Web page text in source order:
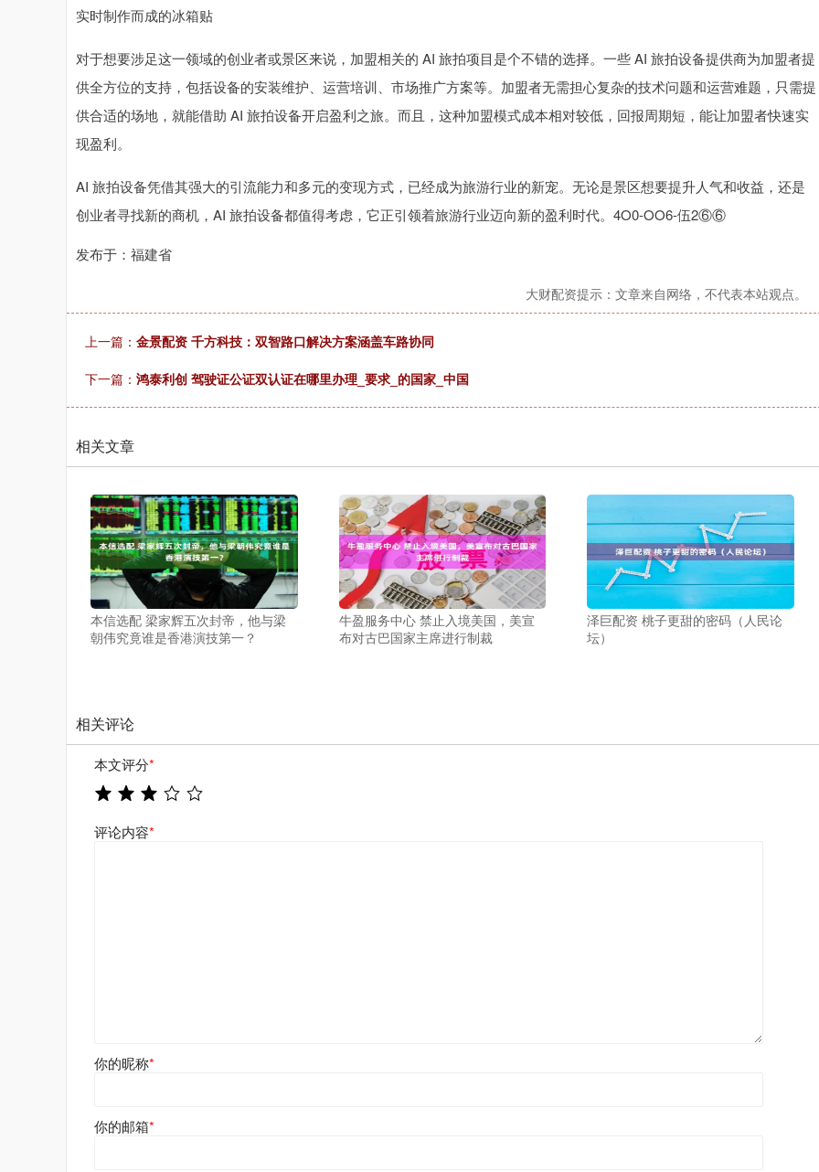
实时制作而成的冰箱贴
对于想要涉足这一领域的创业者或景区来说，加盟相关的 AI 旅拍项目是个不错的选择。一些 AI 旅拍设备提供商为加盟者提
供全方位的支持，包括设备的安装维护、运营培训、市场推广方案等。加盟者无需担心复杂的技术问题和运营难题，只需提
供合适的场地，就能借助 AI 旅拍设备开启盈利之旅。而且，这种加盟模式成本相对较低，回报周期短，能让加盟者快速实
现盈利。
AI 旅拍设备凭借其强大的引流能力和多元的变现方式，已经成为旅游行业的新宠。无论是景区想要提升人气和收益，还是
创业者寻找新的商机，AI 旅拍设备都值得考虑，它正引领着旅游行业迈向新的盈利时代。4O0-OO6-伍2⑥⑥
发布于：福建省
大财配资提示：文章来自网络，不代表本站观点。
上一篇： 金景配资 千方科技：双智路口解决方案涵盖车路协同
下一篇： 鸿泰利创 驾驶证公证双认证在哪里办理_要求_的国家_中国
相关文章
本信选配 梁家辉五次封帝，他与梁
朝伟究竟谁是香港演技第一？
牛盈服务中心 禁止入境美国，美宣
布对古巴国家主席进行制裁
泽巨配资 桃子更甜的密码（人民论
坛）
相关评论
本文评分*
评论内容*
你的昵称*
你的邮箱*